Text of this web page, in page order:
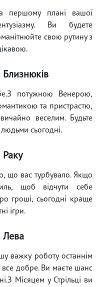
першому плані вашої
Ви будете
свою рутину з
потужною Венерою,
та пристрастю,
веселим. Будьте
людьми сьогодні.
що вас турбувало. Якщо
щоб відчути себе
гроші, сьогодні краще
ігри.
Лева
важку роботу останнім
все добре. Ви маєте шанс
Місяцем у Стрільці ви